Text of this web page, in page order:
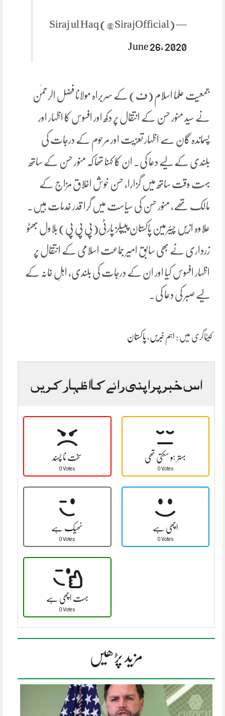
— Siraj ul Haq (@SirajOfficial)
June 26, 2020
جمعیت علما اسلام (ف) کے سربراہ مولانا فضل الرحمٰن
نے سید منور حسن کے انتقال پر دکھ اور افسوس کا اظہار اور
پسماندہ گان سے اظہار تعزیت اور مرحوم کے درجات کی
بلندی کے لیے دعا کی۔ ان کا کہنا تھا کہ منور حسن کے ساتھ
بہت وقت ساتھ میں گزارا، حسن خوش اخلاق مزاج کے
مالک تھے، منور حسن کی سیاست میں گرا قدر خدمات ہیں۔
علاوہ ازیں چیئرمین پاکستان پیپلز پارٹی(پی پی پی) بلاول بھٹو
زرداری نے بھی سابق امیر جماعت اسلامی کے انتقال پر
اظہار افسوس کیا اور ان کے درجات کی بلندی، اہلِ خانہ کے
لیے صبر کی دعا کی۔
کیٹاگری میں : اہم خبریں ، پاکستان
اس خبر پر اپنی رائے کا اظہار کریں
سخت نا پسند
0 Votes
بہتر ہو سکتی تھی
0 Votes
ٹھیک ہے
0 Votes
اچھی ہے
0 Votes
بہت اچھی ہے
0 Votes
مزید پڑھیں